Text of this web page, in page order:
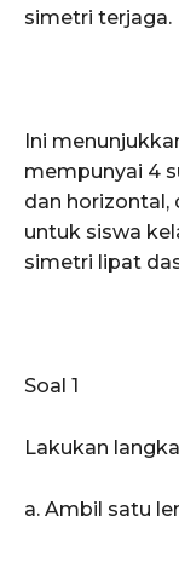
simetri terjaga.
Ini
mempunyai 4
dan horizontal,
untuk siswa
simetri lipat
Soal 1
Lakukan
a. Ambil satu